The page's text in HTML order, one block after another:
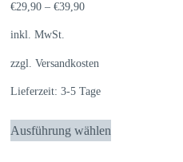
€29,90 –€39,90
inkl. MwSt.
zzgl.Versandkosten
Lieferzeit:3-5 Tage
Ausführung wählen
Dieses
Produkt